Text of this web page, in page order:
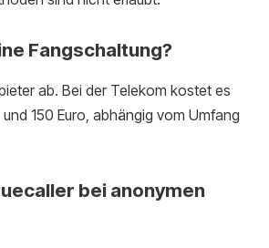
Fangschaltung?
ab. Bei der Telekom kostet es
150 Euro, abhängig vom Umfang
bei anonymen